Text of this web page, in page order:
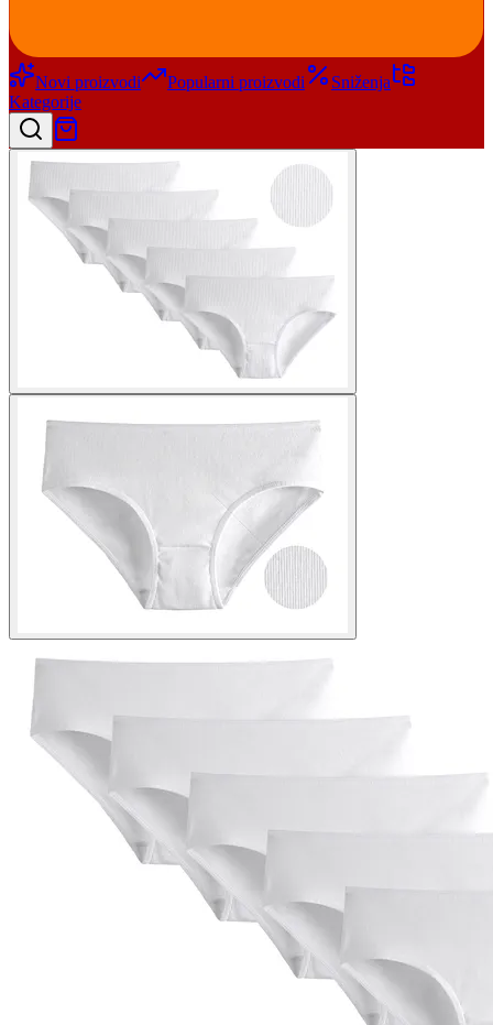
Novi proizvodi Popularni proizvodi
Sniženja
Kategorije